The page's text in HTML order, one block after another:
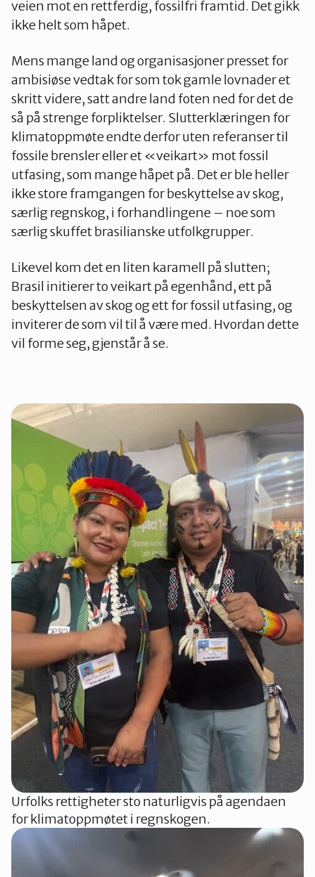
veien mot en rettferdig, fossilfri framtid. Det gikk
ikke helt som håpet.
Mens mange land og organisasjoner presset for
ambisiøse vedtak for som tok gamle lovnader et
skritt videre, satt andre land foten ned for det de
så på strenge forpliktelser. Slutterklæringen for
klimatoppmøte endte derfor uten referanser til
fossile brensler eller et «veikart» mot fossil
utfasing, som mange håpet på. Det er ble heller
ikke store framgangen for beskyttelse av skog,
særlig regnskog, i forhandlingene – noe som
særlig skuffet brasilianske utfolkgrupper.
Likevel kom det en liten karamell på slutten;
Brasil initierer to veikart på egenhånd, ett på
beskyttelsen av skog og ett for fossil utfasing, og
inviterer de som vil til å være med. Hvordan dette
vil forme seg, gjenstår å se.
Urfolks rettigheter sto naturligvis på agendaen
for klimatoppmøtet i regnskogen.